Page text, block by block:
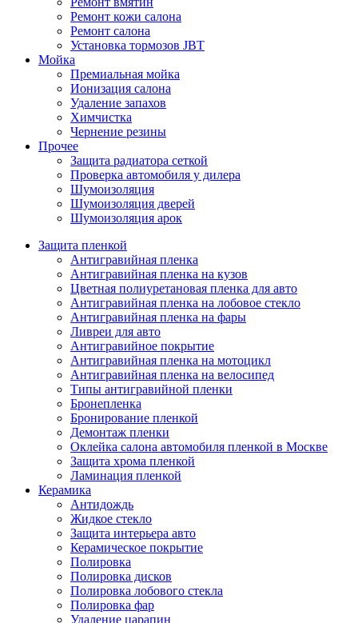
Ремонт кожи салона
Ремонт салона
Установка тормозов JBT
Мойка
Премиальная мойка
Ионизация салона
Удаление запахов
Химчистка
Чернение резины
Прочее
Защита радиатора сеткой
Проверка автомобиля у дилера
Шумоизоляция
Шумоизоляция дверей
Шумоизоляция арок
Защита пленкой
Антигравийная пленка
Антигравийная пленка на кузов
Цветная полиуретановая пленка для авто
Антигравийная пленка на лобовое стекло
Антигравийная пленка на фары
Ливреи для авто
Антигравийное покрытие
Антигравийная пленка на мотоцикл
Антигравийная пленка на велосипед
Типы антигравийной пленки
Бронепленка
Бронирование пленкой
Демонтаж пленки
Оклейка салона автомобиля пленкой в Москве
Защита хрома пленкой
Ламинация пленкой
Керамика
Антидождь
Жидкое стекло
Защита интерьера авто
Керамическое покрытие
Полировка
Полировка дисков
Полировка лобового стекла
Полировка фар
Удаление царапин